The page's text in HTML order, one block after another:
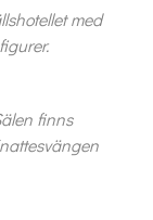
med
finns